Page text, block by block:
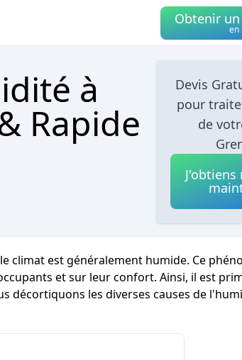
Obtenir
en
à
Rapide
Devis
pour
de
J'obtiens
climat est généralement humide. Ce
et sur leur confort. Ainsi, il est
décortiquons les diverses causes de